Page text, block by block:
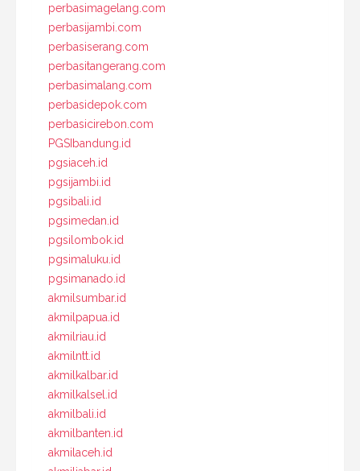
perbasimagelang.com
perbasijambi.com
perbasiserang.com
perbasitangerang.com
perbasimalang.com
perbasidepok.com
perbasicirebon.com
PGSIbandung.id
pgsiaceh.id
pgsijambi.id
pgsibali.id
pgsimedan.id
pgsilombok.id
pgsimaluku.id
pgsimanado.id
akmilsumbar.id
akmilpapua.id
akmilriau.id
akmilntt.id
akmilkalbar.id
akmilkalsel.id
akmilbali.id
akmilbanten.id
akmilaceh.id